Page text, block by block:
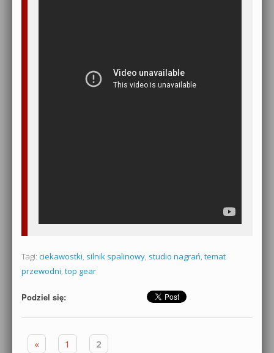
Tagi: ciekawostki, silnik spalinowy, studio nagrań, temat
przewodni, top gear
Podziel się:
Zobacz wpisy
« 1 2